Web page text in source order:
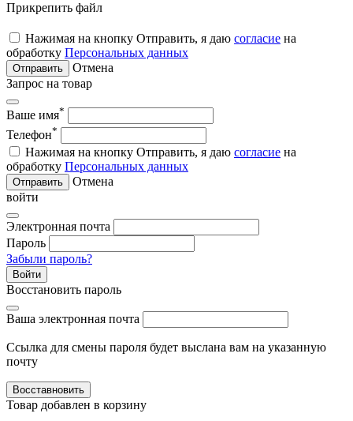
Прикрепить файл
Нажимая на кнопку Отправить, я даю согласие на
обработку Персональных данных
Отправить
Отмена
Запрос на товар
Ваше имя*
Телефон*
Нажимая на кнопку Отправить, я даю согласие на
обработку Персональных данных
Отправить
Отмена
войти
Электронная почта
Пароль
Забыли пароль?
Войти
Восстановить пароль
Ваша электронная почта
Ссылка для смены пароля будет выслана вам на указанную
почту
Восставновить
Товар добавлен в корзину